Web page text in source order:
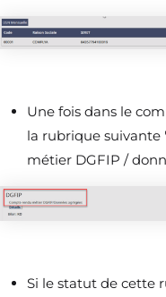
Une fois dans le
la rubrique
métier DGFIP /
Si le statut de cette